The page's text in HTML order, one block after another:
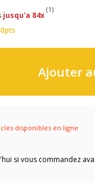
jusqu'a 84x
(1)
Ajouter
disponibles en ligne
si vous commandez